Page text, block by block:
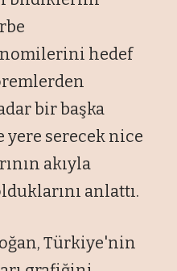
hedef
bir başka
yere serecek nice
akıyla
anlattı.
Türkiye'nin